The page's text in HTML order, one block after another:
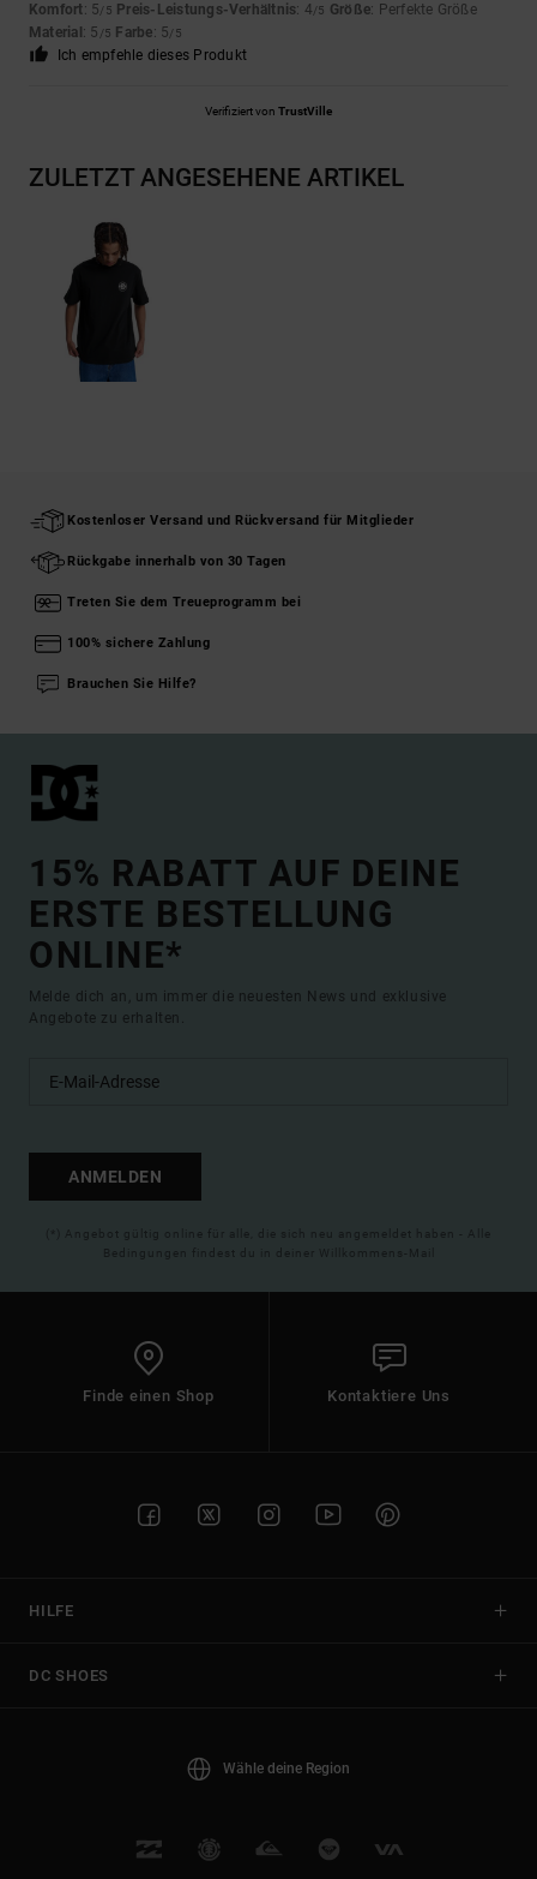
Komfort: 5/5 Preis-Leistungs-Verhältnis: 4/5 Größe: Perfekte Größe
Material : 5 /5 Farbe: 5/5
Ich empfehle dieses Produkt
Verifiziert von TrustVille
ZULETZT ANGESEHENE ARTIKEL
Kostenloser Versand und Rückversand für Mitglieder
Rückgabe innerhalb von 30 Tagen
Treten Sie dem Treueprogramm bei
100% sichere Zahlung
Brauchen Sie Hilfe?
15% RABATT AUF DEINE
ERSTE BESTELLUNG
ONLINE*
Melde dich an, um immer die neuesten News und exklusive
Angebote zu erhalten.
ANMELDEN
(*) Angebot gültig online für alle, die sich neu angemeldet haben - Alle
Bedingungen findest du in deiner Willkommens-Mail
Finde einen Shop Kontaktiere Uns
HILFE
DC SHOES
Wähle deine Region